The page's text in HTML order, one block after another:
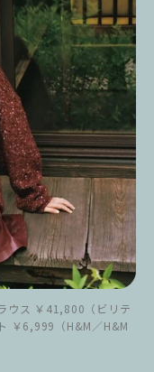
ウス ￥41,800（ビリテ
￥6,999（H&M／H&M